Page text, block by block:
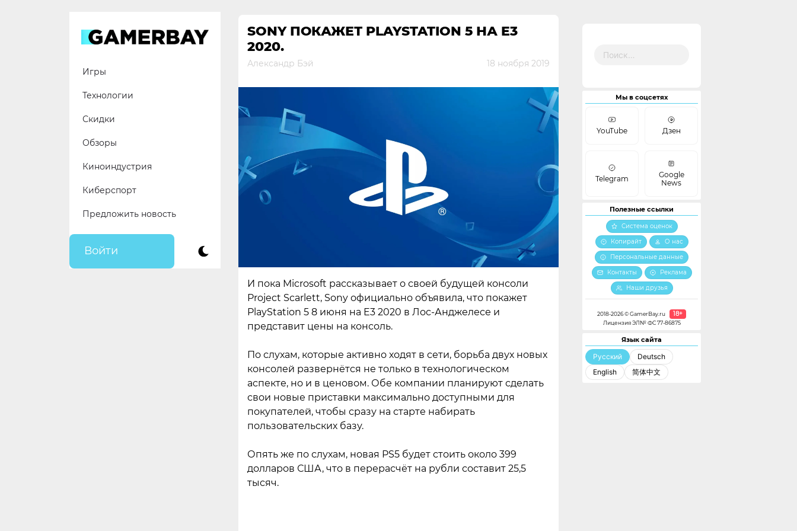
Игры
Технологии
Скидки
Обзоры
Киноиндустрия
Киберспорт
Предложить новость
Войти
SONY ПОКАЖЕТ PLAYSTATION 5 НА E3
2020.
Александр Бэй 18 ноября 2019
И пока Microsoft рассказывает о своей будущей консоли
Project Scarlett, Sony официально объявила, что покажет
PlayStation 5 8 июня на E3 2020 в Лос-Анджелесе и
представит цены на консоль.
По слухам, которые активно ходят в сети, борьба двух новых
консолей развернётся не только в технологическом
аспекте, но и в ценовом. Обе компании планируют сделать
свои новые приставки максимально доступными для
покупателей, чтобы сразу на старте набирать
пользовательских базу.
Опять же по слухам, новая PS5 будет стоить около 399
долларов США, что в перерасчёт на рубли составит 25,5
тысяч.
Мы в соцсетях
YouTube Дзен
Telegram
Google
News
Полезные ссылки
Система оценок
Копирайт
О нас
Персональные данные
Контакты
Реклама
Наши друзья
2018-2026 © GamerBay.ru 18+
Лицензия ЭЛ№ ФС 77-86875
Язык сайта
Русский
Deutsch
English
简体中文